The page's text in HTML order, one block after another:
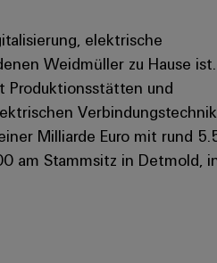
elektrische
Weidmüller zu Hause
Produktionsstätten und
Milliarde Euro mit rund
am Stammsitz in Detmold,